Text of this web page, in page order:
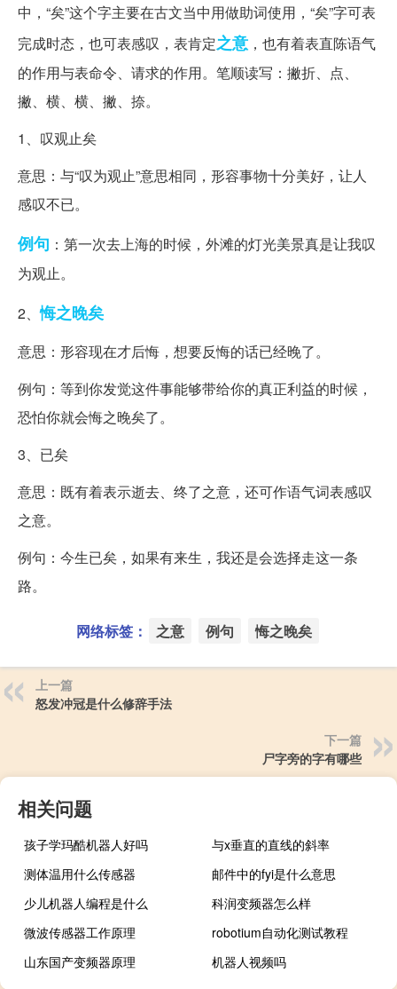
中，“矣”这个字主要在古文当中用做助词使用，“矣”字可表
完成时态，也可表感叹，表肯定之意 ，也有着表直陈语气
的作用与表命令、请求的作用。笔顺读写：撇折、点、
撇、横、横、撇、捺。
1、叹观止矣
意思：与“叹为观止”意思相同，形容事物十分美好，让人
感叹不已。
例句 ：第一次去上海的时候，外滩的灯光美景真是让我叹
为观止。
2、悔之晚矣
意思：形容现在才后悔，想要反悔的话已经晚了。
例句：等到你发觉这件事能够带给你的真正利益的时候，
恐怕你就会悔之晚矣了。
3、已矣
意思：既有着表示逝去、终了之意，还可作语气词表感叹
之意。
例句：今生已矣，如果有来生，我还是会选择走这一条
路。
网络标签： 之意 例句 悔之晚矣
上一篇
怒发冲冠是什么修辞手法
下一篇
尸字旁的字有哪些
相关问题
孩子学玛酷机器人好吗
与x垂直的直线的斜率
测体温用什么传感器
邮件中的fyi是什么意思
少儿机器人编程是什么
科润变频器怎么样
微波传感器工作原理
robotium自动化测试教程
山东国产变频器原理
机器人视频吗